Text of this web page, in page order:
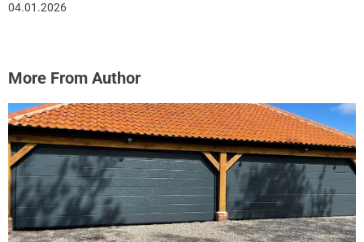
04.01.2026
More From Author